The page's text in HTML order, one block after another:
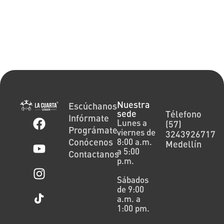
Escúchanos
Infórmate
Prográmate
Conócenos
Contactanos
Nuestra
sede
Lunes a
viernes de
8:00 a.m.
a 5:00
p.m.
Sábados
de 9:00
a.m. a
1:00 pm.
Télefono
(57)
3243926717
Medellín